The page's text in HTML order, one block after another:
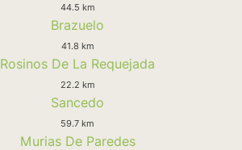
44.5 km
Brazuelo
41.8 km
Rosinos De La Requejada
22.2 km
Sancedo
59.7 km
Murias De Paredes